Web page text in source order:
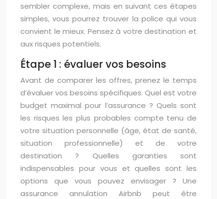
sembler complexe, mais en suivant ces étapes
simples, vous pourrez trouver la police qui vous
convient le mieux. Pensez à votre destination et
aux risques potentiels.
Étape 1 : évaluer vos besoins
Avant de comparer les offres, prenez le temps
d’évaluer vos besoins spécifiques. Quel est votre
budget maximal pour l’assurance ? Quels sont
les risques les plus probables compte tenu de
votre situation personnelle (âge, état de santé,
situation professionnelle) et de votre
destination ? Quelles garanties sont
indispensables pour vous et quelles sont les
options que vous pouvez envisager ? Une
assurance annulation Airbnb peut être